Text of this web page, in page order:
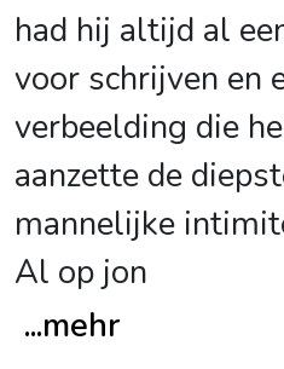
had hij altijd al
voor schrijven en
verbeelding die
aanzette de
mannelijke
Al op jon
...mehr